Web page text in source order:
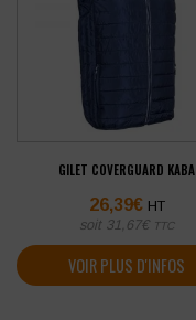
GILET COVERGUARD KABA
26,39€ HT
soit 31,67€ TTC
VOIR PLUS D'INFOS